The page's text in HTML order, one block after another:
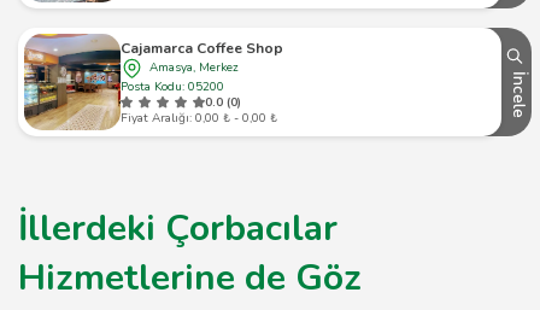
Cajamarca Coffee Shop
Amasya, Merkez
Posta Kodu: 05200
0.0 (0)
Fiyat Aralığı: 0,00 ₺ - 0,00 ₺
İncele
İllerdeki Çorbacılar
Hizmetlerine de Göz